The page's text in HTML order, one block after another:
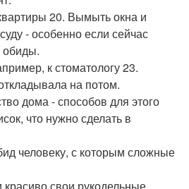
20. Вымыть окна и
- особенно если сейчас
обиды.
к стоматологу 23.
на потом.
дома - способов для этого
что нужно сделать в
человеку, с которым сложные